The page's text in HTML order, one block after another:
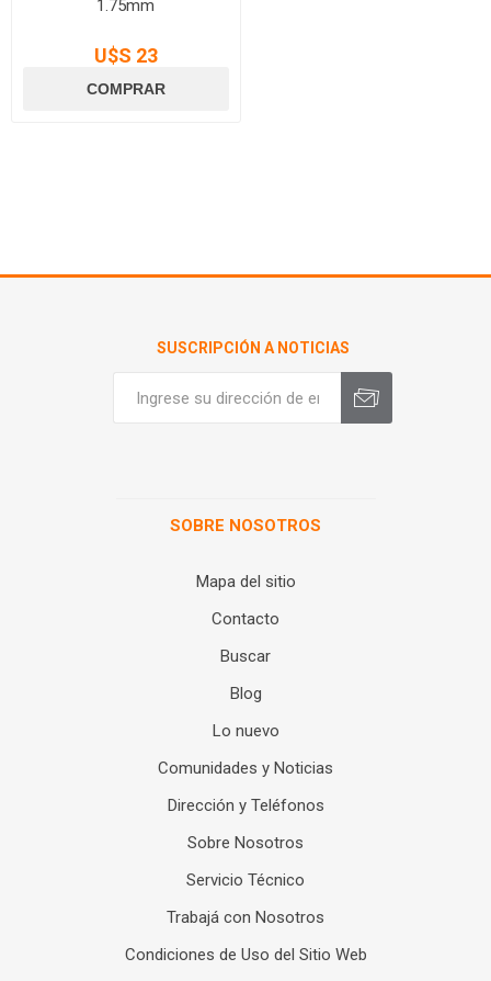
1.75mm
U$S 23
SUSCRIPCIÓN A NOTICIAS
SOBRE NOSOTROS
Mapa del sitio
Contacto
Buscar
Blog
Lo nuevo
Comunidades y Noticias
Dirección y Teléfonos
Sobre Nosotros
Servicio Técnico
Trabajá con Nosotros
Condiciones de Uso del Sitio Web